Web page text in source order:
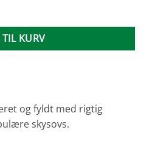
KURV
og fyldt med rigtig
skysovs.